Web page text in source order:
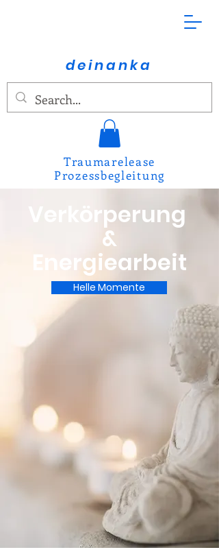
deinanka
Traumarelease
Prozessbegleitung
Verkörperung
&
Energiearbeit
Helle Momente